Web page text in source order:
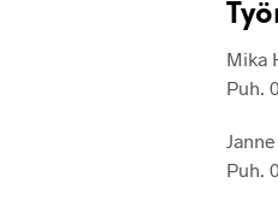
Mika
Puh.
Puh.